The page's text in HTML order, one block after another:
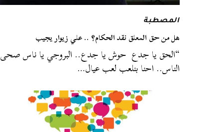
المصطبة
هل من حق المعلق نقد الحكام؟ .. علي زيوار يجيب
“الحق يا جدع حوش يا جدع.. البروجي يا ناس صحى
الناس.. احنا بنلعب لعب عيال…